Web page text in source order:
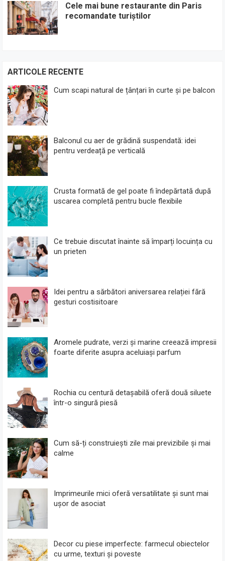
Cele mai bune restaurante din Paris
recomandate turiștilor
ARTICOLE RECENTE
Cum scapi natural de țânțari în curte și pe balcon
Balconul cu aer de grădină suspendată: idei
pentru verdeață pe verticală
Crusta formată de gel poate fi îndepărtată după
uscarea completă pentru bucle flexibile
Ce trebuie discutat înainte să împarți locuința cu
un prieten
Idei pentru a sărbători aniversarea relației fără
gesturi costisitoare
Aromele pudrate, verzi și marine creează impresii
foarte diferite asupra aceluiași parfum
Rochia cu centură detașabilă oferă două siluete
într-o singură piesă
Cum să-ți construiești zile mai previzibile și mai
calme
Imprimeurile mici oferă versatilitate și sunt mai
ușor de asociat
Decor cu piese imperfecte: farmecul obiectelor
cu urme, texturi și poveste